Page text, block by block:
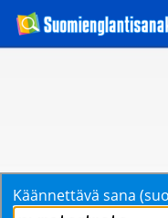
Käännettävä sana